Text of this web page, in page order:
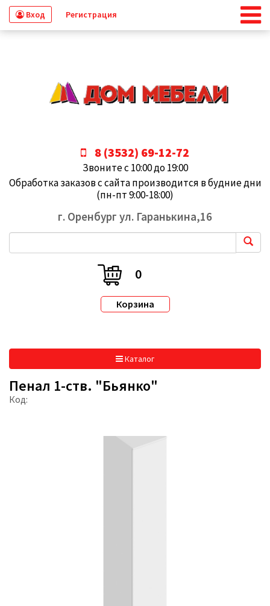
Вход Регистрация
8 (3532) 69-12-72
Звоните с 10:00 до 19:00
Обработка заказов с сайта производится в будние дни
(пн-пт 9:00-18:00)
г. Оренбург ул. Гаранькина,16
0
Корзина
Каталог
Пенал 1-ств. "Бьянко"
Код: